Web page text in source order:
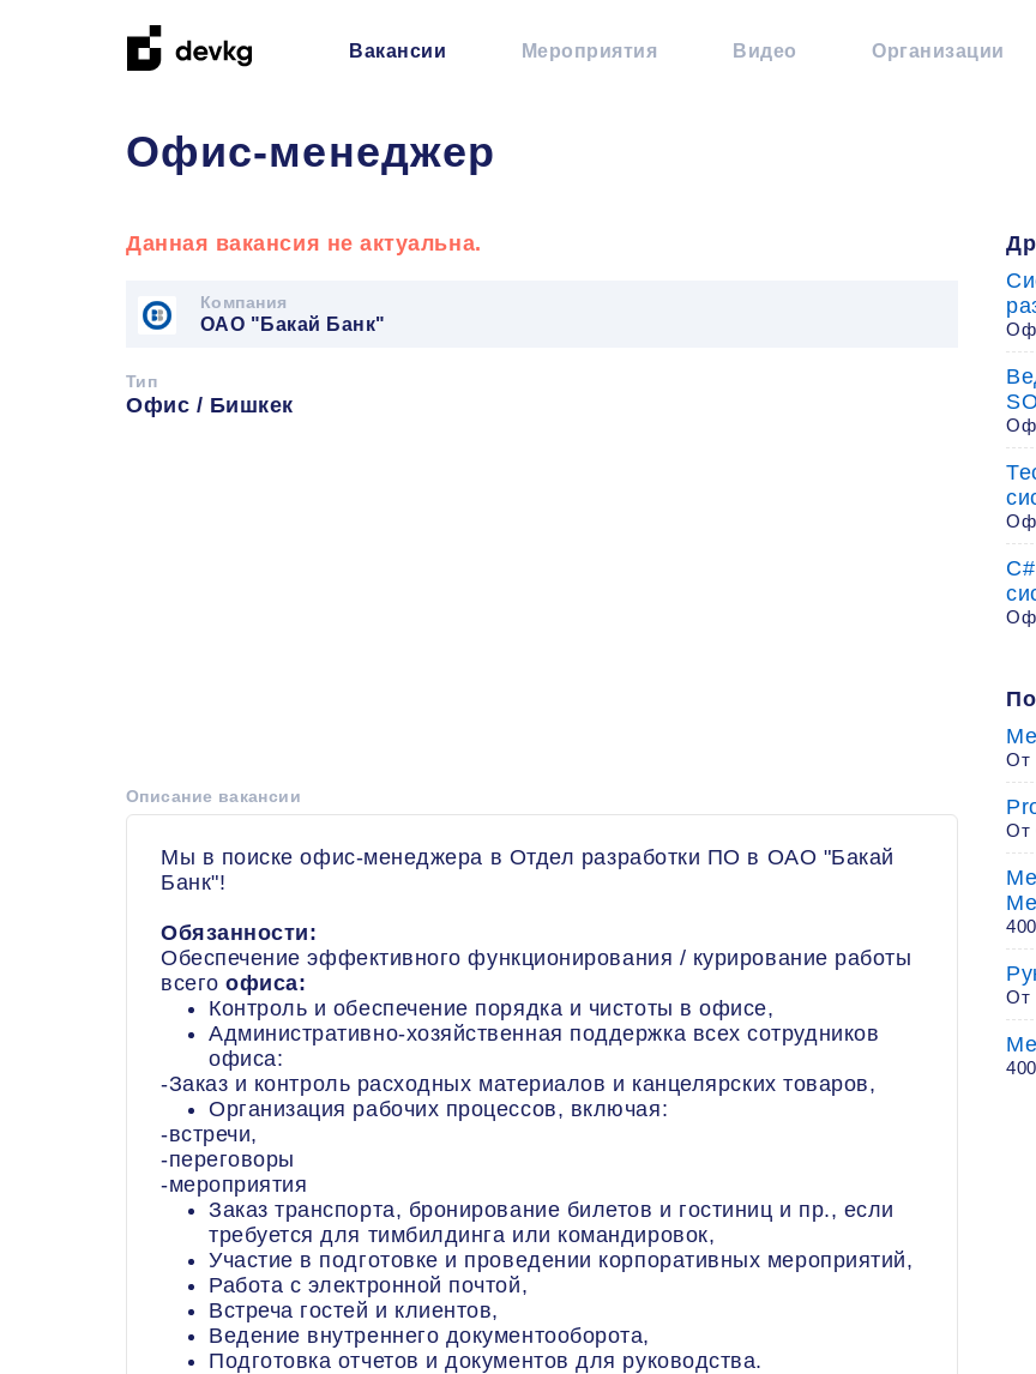
Вакансии Мероприятия Видео Организации
Офис-менеджер
Данная вакансия не актуальна.
Компания
ОАО "Бакай Банк"
Тип
Офис / Бишкек
Описание вакансии
Мы в поиске офис-менеджера в Отдел разработки ПО в ОАО "Бакай
Банк"!
Обязанности:
Обеспечение эффективного функционирования / курирование работы
всегоофиса:
Контроль и обеспечение порядка и чистоты в офисе,
Административно-хозяйственная поддержка всех сотрудников
офиса:
-Заказ и контроль расходных материалов и канцелярских товаров,
Организация рабочих процессов, включая:
-встречи,
-переговоры
-мероприятия
Заказ транспорта, бронирование билетов и гостиниц и пр., если
требуется для тимбилдинга или командировок,
Участие в подготовке и проведении корпоративных мероприятий,
Работа с электронной почтой,
Встреча гостей и клиентов,
Ведение внутреннего документооборота,
Подготовка отчетов и документов для руководства.
От
От
От